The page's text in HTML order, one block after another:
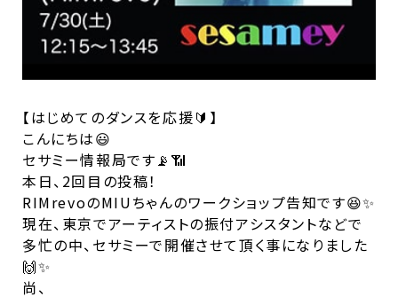
【はじめてのダンスを応援🔰】
こんにちは😃
セサミー情報局です📡📶
本日、2回目の投稿！
RIMrevoのMIUちゃんのワークショップ告知です😆✨
現在、東京でアーティストの振付アシスタントなどで
多忙の中、セサミーで開催させて頂く事になりました
🙌✨
尚、